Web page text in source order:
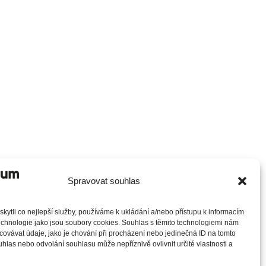
Spravovat souhlas
co nejlepší služby, používáme k ukládání a/nebo přístupu k informacím
jako jsou soubory cookies. Souhlas s těmito technologiemi nám
údaje, jako je chování při procházení nebo jedinečná ID na tomto
nebo odvolání souhlasu může nepříznivě ovlivnit určité vlastnosti a